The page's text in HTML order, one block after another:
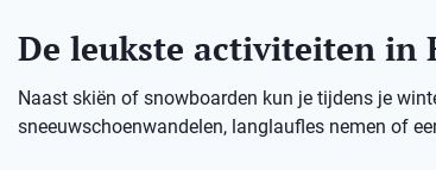
De leukste activiteiten in
Naast skiën of snowboarden kun je tijdens je
sneeuwschoenwandelen, langlaufles nemen of